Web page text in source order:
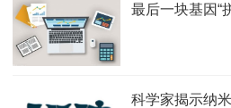
最后一块基因“
科学家揭示纳